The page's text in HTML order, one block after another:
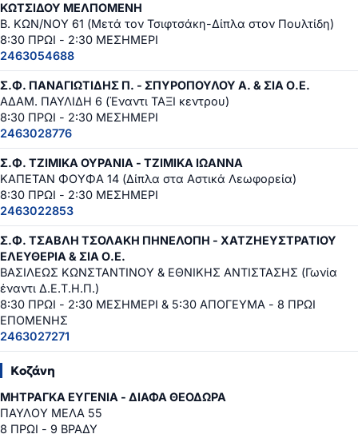
ΚΩΤΣΙΔΟΥ ΜΕΛΠΟΜΕΝΗ
Β. ΚΩΝ/ΝΟΥ 61 (Μετά τον Τσιφτσάκη-Δίπλα στον Πουλτίδη)
8:30 ΠΡΩΙ - 2:30 ΜΕΣΗΜΕΡΙ
2463054688
Σ.Φ. ΠΑΝΑΓΙΩΤΙΔΗΣ Π. - ΣΠΥΡΟΠΟΥΛΟΥ Α. & ΣΙΑ Ο.Ε.
ΑΔΑΜ. ΠΑΥΛΙΔΗ 6 (Έναντι ΤΑΞΙ κεντρου)
8:30 ΠΡΩΙ - 2:30 ΜΕΣΗΜΕΡΙ
2463028776
Σ.Φ. ΤΖΙΜΙΚΑ ΟΥΡΑΝΙΑ - ΤΖΙΜΙΚΑ ΙΩΑΝΝΑ
ΚΑΠΕΤΑΝ ΦΟΥΦΑ 14 (Δίπλα στα Αστικά Λεωφορεία)
8:30 ΠΡΩΙ - 2:30 ΜΕΣΗΜΕΡΙ
2463022853
Σ.Φ. ΤΣΑΒΛΗ ΤΣΟΛΑΚΗ ΠΗΝΕΛΟΠΗ - ΧΑΤΖΗΕΥΣΤΡΑΤΙΟΥ
ΕΛΕΥΘΕΡΙΑ & ΣΙΑ Ο.Ε.
ΒΑΣΙΛΕΩΣ ΚΩΝΣΤΑΝΤΙΝΟΥ & ΕΘΝΙΚΗΣ ΑΝΤΙΣΤΑΣΗΣ (Γωνία
έναντι Δ.Ε.Τ.Η.Π.)
8:30 ΠΡΩΙ - 2:30 ΜΕΣΗΜΕΡΙ & 5:30 ΑΠΟΓΕΥΜΑ - 8 ΠΡΩΙ
ΕΠΟΜΕΝΗΣ
2463027271
Κοζάνη
ΜΗΤΡΑΓΚΑ ΕΥΓΕΝΙΑ - ΔΙΑΦΑ ΘΕΟΔΩΡΑ
ΠΑΥΛΟΥ ΜΕΛΑ 55
8 ΠΡΩΙ - 9 ΒΡΑΔΥ